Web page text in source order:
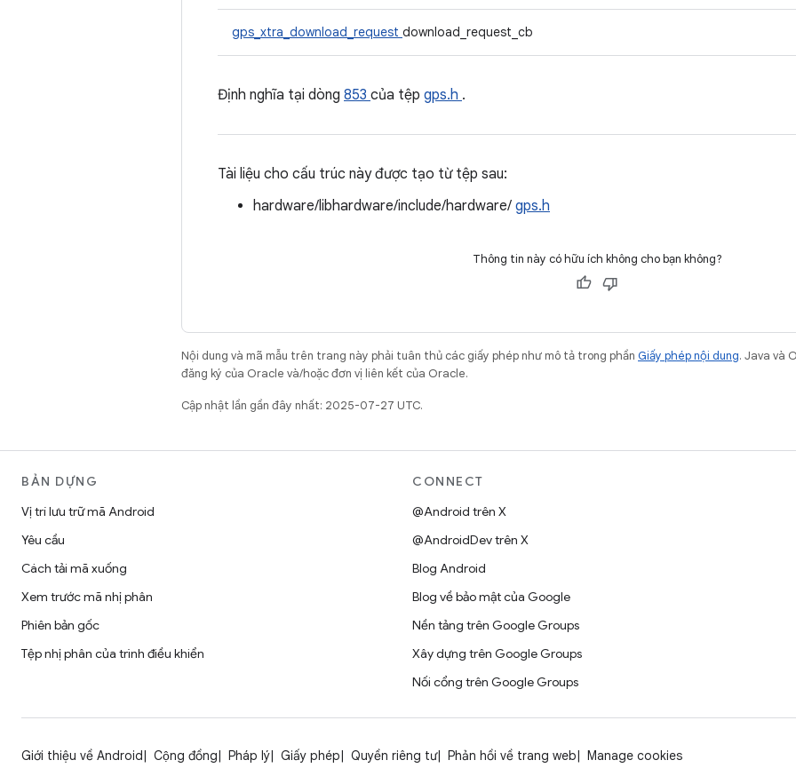
gps_xtra_download_request download_request_cb
Định nghĩa tại dòng 853 của tệp gps.h .
Tài liệu cho cấu trúc này được tạo từ tệp sau:
hardware/libhardware/include/hardware/ gps.h
Thông tin này có hữu ích không cho bạn không?
Nội dung và mã mẫu trên trang này phải tuân thủ các giấy phép như mô tả trong phần Giấy phép nội dung. Java và
đăng ký của Oracle và/hoặc đơn vị liên kết của Oracle.
Cập nhật lần gần đây nhất: 2025-07-27 UTC.
BẢN DỰNG
Vị trí lưu trữ mã Android
Yêu cầu
Cách tải mã xuống
Xem trước mã nhị phân
Phiên bản gốc
Tệp nhị phân của trình điều khiển
CONNECT
@Android trên X
@AndroidDev trên X
Blog Android
Blog về bảo mật của Google
Nền tảng trên Google Groups
Xây dựng trên Google Groups
Nối cổng trên Google Groups
Giới thiệu về Android Cộng đồng Pháp lý Giấy phép Quyền riêng tư Phản hồi về trang web Manage cookies